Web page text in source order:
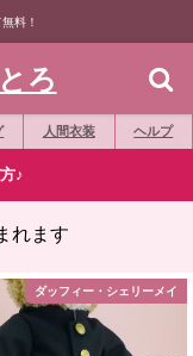
料！
ろ
人間衣装 ヘルプ
♪
れます
縫いぐるみバッジ